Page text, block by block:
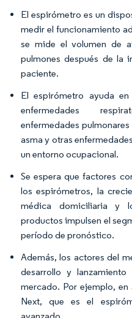
El espirómetro es un
medir el funcionamiento
se mide el volumen de
pulmones después de la
paciente.
El espirómetro ayuda
enfermedades
enfermedades
asma y otras
un entorno ocupacional.​
Se espera que factores
los espirómetros, la
médica domiciliaria y
productos impulsen el
período de pronóstico.
Además, los actores del
desarrollo y
mercado. Por ejemplo,
Next, que es el